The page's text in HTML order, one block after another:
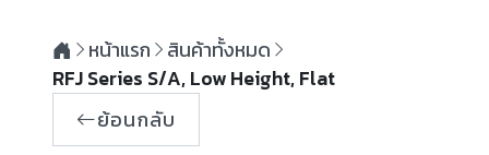
หน้าแรก
สินค้าทั้งหมด
RFJ Series S/A, Low Height, Flat
ย้อนกลับ